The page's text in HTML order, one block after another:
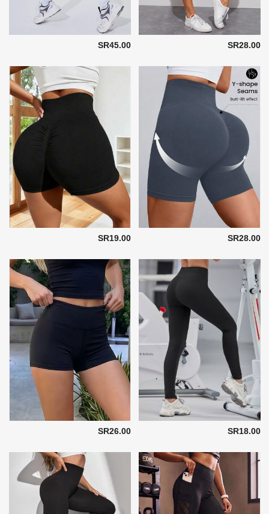
SR28.00
SR45.00
SR28.00
SR19.00
SR18.00
SR26.00